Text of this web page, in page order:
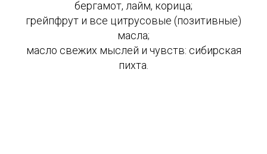
бергамот, лайм, корица;
грейпфрут и все цитрусовые (позитивные)
масла;
масло свежих мыслей и чувств: сибирская
пихта.